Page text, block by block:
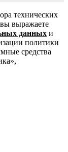
технических
выражаете
данных и
политики
средства